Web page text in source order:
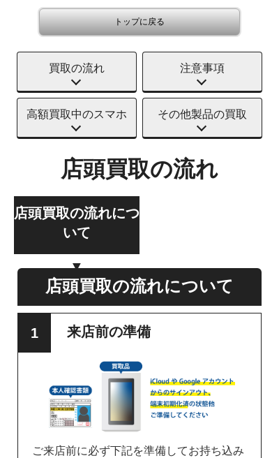
トップに戻る
買取の流れ 注意事項
高額買取中のスマホ その他製品の買取
店頭買取の流れ
店頭買取の流れにつ
いて
店頭買取の流れについて
来店前の準備
ご来店前に必ず下記を準備してお持ち込み